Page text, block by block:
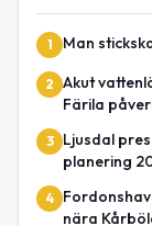
1 Man
2 Akut
Färila
3
Ljusdal
planering
4
nära